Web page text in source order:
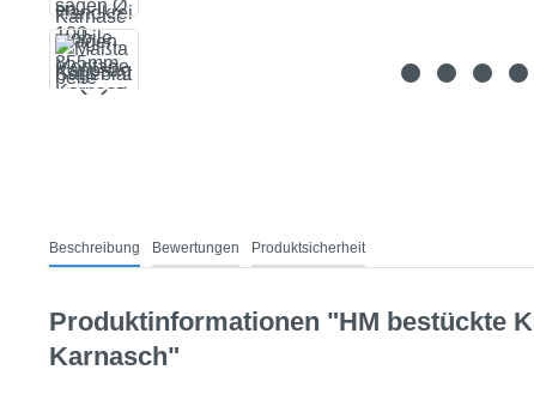
Beschreibung Bewertungen Produktsicherheit
Produktinformationen "HM bestückte
Karnasch"